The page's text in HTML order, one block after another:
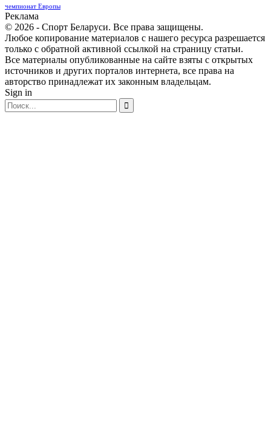
чемпионат Европы
Реклама
© 2026 - Спорт Беларуси. Все права защищены.
Любое копирование материалов с нашего ресурса разрешается
только с обратной активной ссылкой на страницу статьи.
Все материалы опубликованные на сайте взяты с открытых
источников и других порталов интернета, все права на
авторство принадлежат их законным владельцам.
Sign in